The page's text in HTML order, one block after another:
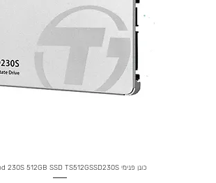
כונן פנימי Transcend 230S 512GB SSD TS512GSSD230S